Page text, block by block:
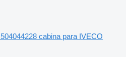
504044228 cabina para IVECO